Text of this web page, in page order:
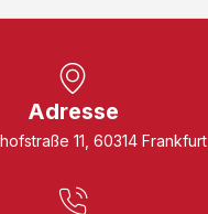
Adresse
11, 60314 Frankfurt